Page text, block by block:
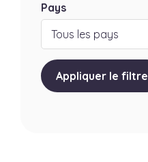
Pays
Appliquer le filtre